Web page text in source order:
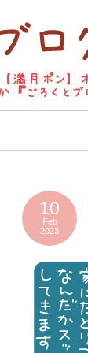
10
Feb
2023